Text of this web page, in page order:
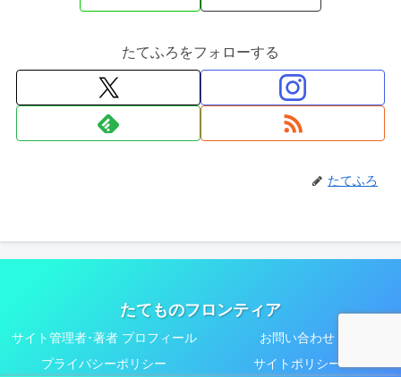
たてふろをフォローする
たてふろ
たてものフロンティア
サイト管理者･著者 プロフィール
お問い合わせ
プライバシーポリシー
サイトポリシー